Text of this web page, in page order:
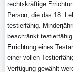
rechtskräftige
Person, die das 18.
testierfähig.
beschränkt
Errichtung eines
einer vollen
Verfügung gewählt